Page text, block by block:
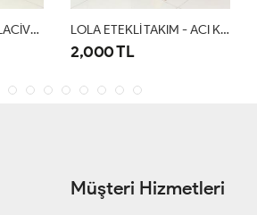
LOLA ETEKLİ TAKIM - ACI KAHVE
1,500 TL
Müşteri Hizmetleri